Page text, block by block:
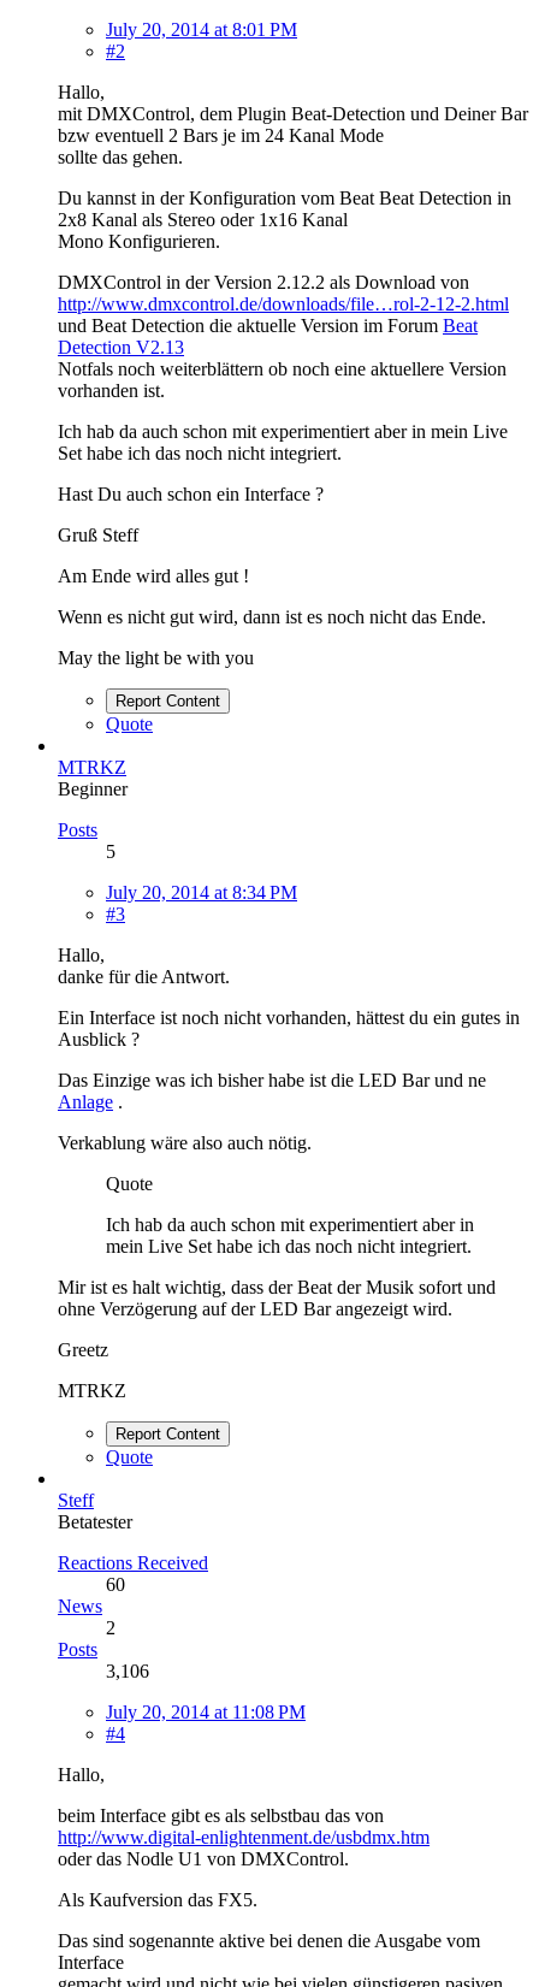
July 20, 2014 at 8:01 PM
#2
Hallo,
mit DMXControl, dem Plugin Beat-Detection und Deiner Bar
bzw eventuell 2 Bars je im 24 Kanal Mode
sollte das gehen.
Du kannst in der Konfiguration vom Beat Beat Detection in
2x8 Kanal als Stereo oder 1x16 Kanal
Mono Konfigurieren.
DMXControl in der Version 2.12.2 als Download von
http://www.dmxcontrol.de/downloads/file…rol-2-12-2.html
und Beat Detection die aktuelle Version im Forum Beat
Detection V2.13
Notfals noch weiterblättern ob noch eine aktuellere Version
vorhanden ist.
Ich hab da auch schon mit experimentiert aber in mein Live
Set habe ich das noch nicht integriert.
Hast Du auch schon ein Interface ?
Gruß Steff
Am Ende wird alles gut !
Wenn es nicht gut wird, dann ist es noch nicht das Ende.
May the light be with you
Report Content
Quote
MTRKZ
Beginner
Posts
5
July 20, 2014 at 8:34 PM
#3
Hallo,
danke für die Antwort.
Ein Interface ist noch nicht vorhanden, hättest du ein gutes in
Ausblick ?
Das Einzige was ich bisher habe ist die LED Bar und ne
Anlage .
Verkablung wäre also auch nötig.
Quote
Ich hab da auch schon mit experimentiert aber in
mein Live Set habe ich das noch nicht integriert.
Mir ist es halt wichtig, dass der Beat der Musik sofort und
ohne Verzögerung auf der LED Bar angezeigt wird.
Greetz
MTRKZ
Report Content
Quote
Steff
Betatester
Reactions Received
60
News
2
Posts
3,106
July 20, 2014 at 11:08 PM
#4
Hallo,
beim Interface gibt es als selbstbau das von
http://www.digital-enlightenment.de/usbdmx.htm
oder das Nodle U1 von DMXControl.
Als Kaufversion das FX5.
Das sind sogenannte aktive bei denen die Ausgabe vom
Interface